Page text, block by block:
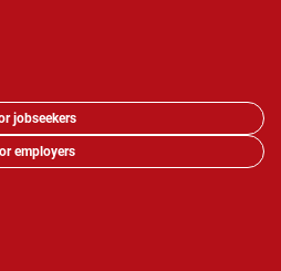
jobseekers
employers